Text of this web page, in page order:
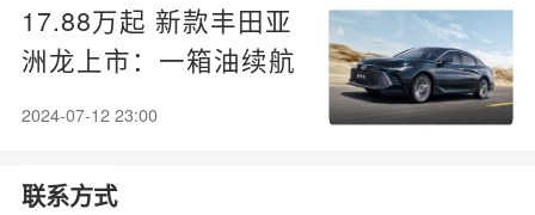
17.88万起 新款丰田亚
洲龙上市：一箱油续航
2024-07-12 23:00
联系方式